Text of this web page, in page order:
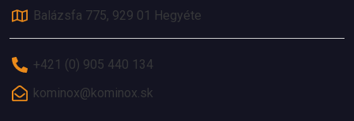
Balázsfa 775, 929 01 Hegyéte
+421 (0) 905 440 134
kominox@kominox.sk